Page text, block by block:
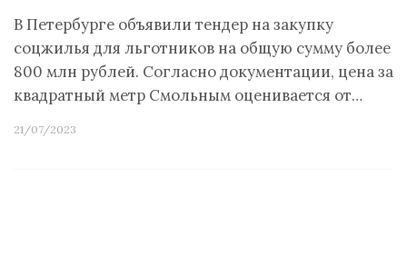
В Петербурге объявили тендер на закупку
соцжилья для льготников на общую сумму более
800 млн рублей. Согласно документации, цена за
квадратный метр Смольным оценивается от…
21/07/2023